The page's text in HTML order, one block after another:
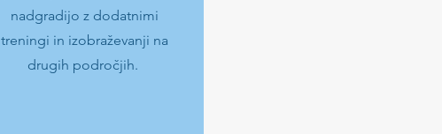
nadgradijo z dodatnimi
treningi in izobraževanji na
drugih področjih.